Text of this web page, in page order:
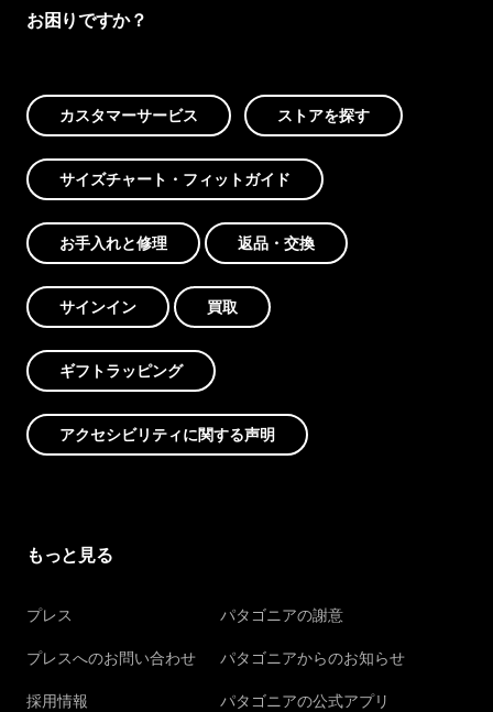
お困りですか？
カスタマーサービス ストアを探す
サイズチャート・フィットガイド
お手入れと修理 返品・交換
サインイン 買取
ギフトラッピング
アクセシビリティに関する声明
もっと見る
プレス
プレスへのお問い合わせ
採用情報
パタゴニアの謝意
パタゴニアからのお知らせ
パタゴニアの公式アプリ